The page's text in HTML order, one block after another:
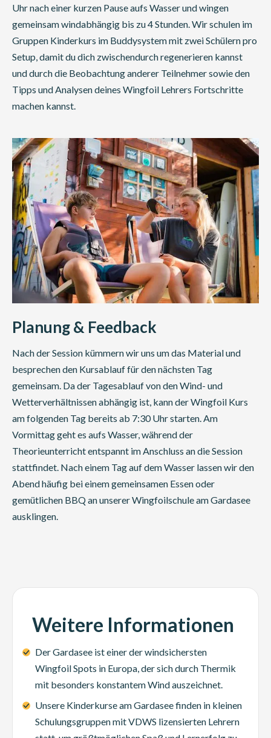
Uhr nach einer kurzen Pause aufs Wasser und wingen
gemeinsam windabhängig bis zu 4 Stunden. Wir schulen im
Gruppen Kinderkurs im Buddysystem mit zwei Schülern pro
Setup, damit du dich zwischendurch regenerieren kannst
und durch die Beobachtung anderer Teilnehmer sowie den
Tipps und Analysen deines Wingfoil Lehrers Fortschritte
machen kannst.
Planung & Feedback
Nach der Session kümmern wir uns um das Material und
besprechen den Kursablauf für den nächsten Tag
gemeinsam. Da der Tagesablauf von den Wind- und
Wetterverhältnissen abhängig ist, kann der Wingfoil Kurs
am folgenden Tag bereits ab 7:30 Uhr starten. Am
Vormittag geht es aufs Wasser, während der
Theorieunterricht entspannt im Anschluss an die Session
stattfindet. Nach einem Tag auf dem Wasser lassen wir den
Abend häufig bei einem gemeinsamen Essen oder
gemütlichen BBQ an unserer Wingfoilschule am Gardasee
ausklingen.
Weitere Informationen
Der Gardasee ist einer der windsichersten
Wingfoil Spots in Europa, der sich durch Thermik
mit besonders konstantem Wind auszeichnet.
Unsere Kinderkurse am Gardasee finden in kleinen
Schulungsgruppen mit VDWS lizensierten Lehrern